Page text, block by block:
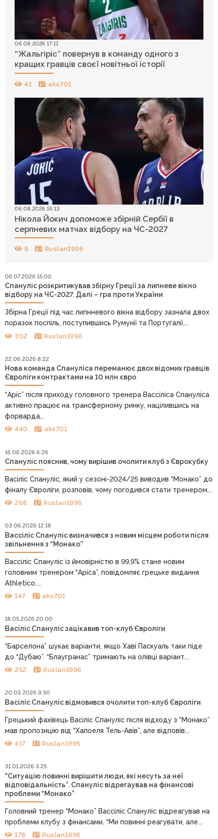
06.08.2026 17:11
“Жальгіріс” повернув в команду одного з
кращих гравців своєї новітньої історії
41 aks701
06.08.2026 16:13
Нікола Йокич допоможе збірній Сербії в
серпневих матчах відбору на ЧС-2027
8 Ruslan1996
06.07.2026 15:00
Спануліс розкритикував збірну Греції за липневе вікно
відбору на ЧС-2027. Далі – гра проти України
Збірна Греції під час липнневого вікна відбору зазнала двох
поразок поспіль, поступившись Румунії та Португалії....
302 Ruslan1996
22.06.2026 8:22
Нова команда Спануліса переманює двох відомих гравців
Євроліги контрактами на 10 млн євро
“Аріс” після приходу головного тренера Вассіліса Спануліса
активно працює на трансферному ринку, націлившись на
форварда...
440 aks701
16.06.2026 6:26
Спануліс пояснив, чому вирішив очолити клуб з Єврокубку
Васіліс Спануліс, який у сезоні-2024/25 виводив “Монако” до
фіналу Євроліги, розповів, чому погодився стати тренером...
268 Ruslan1996
03.06.2026 12:18
Вассіліс Спануліс визначився з новим місцем роботи після
звільнення з “Монако”
Вассіліс Спануліс із ймовірністю в 99,9% стане новим
головним тренером “Аріса”, повідомляє грецьке видання
Athletico....
147 aks701
18.05.2026 20:00
Васіліс Спануліс зацікавив топ-клуб Євроліги
“Барселона” шукає варіанти, якщо Хаві Паскуаль таки піде
до “Дубаю”. “Блаугранас” тримають на олівці варіант...
252 Ruslan1996
20.03.2026 9:30
Васіліс Спануліс відмовився очолити топ-клуб Євроліги
Грецький фахівець Васіліс Спануліс після відходу з “Монако”
мав пропозицію від “Хапоеля Тель-Авів”, але відповів...
417 Ruslan1996
31.01.2026 3:25
“Ситуацію повинні вирішити люди, які несуть за неї
відповідальність”. Спануліс відрегаував на фінансові
проблеми “Монако”
Головний тренер “Монако” Вассіліс Спануліс відреагував на
проблеми клубу з фінансами. “Ми повинні реагувати, але...
178 Ruslan1996